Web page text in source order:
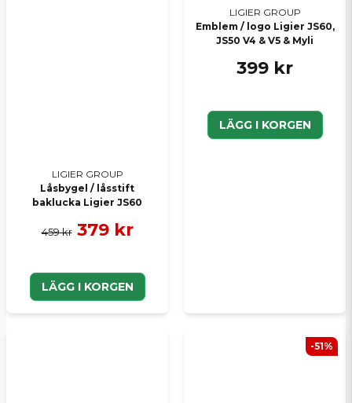
LIGIER GROUP
Låsbygel / låsstift
baklucka Ligier JS60
459 kr 379 kr
LÄGG I KORGEN
LIGIER GROUP
Emblem / logo Ligier JS60,
JS50 V4 & V5 & Myli
399 kr
LÄGG I KORGEN
-51%